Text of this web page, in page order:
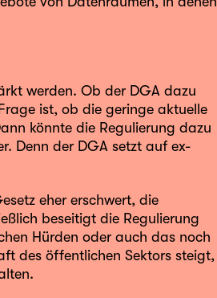
werden. Ob der DGA dazu
ist, ob die geringe aktuelle
könnte die Regulierung dazu
Denn der DGA setzt auf ex-
eher erschwert, die
beseitigt die Regulierung
Hürden oder auch das noch
des öffentlichen Sektors steigt,